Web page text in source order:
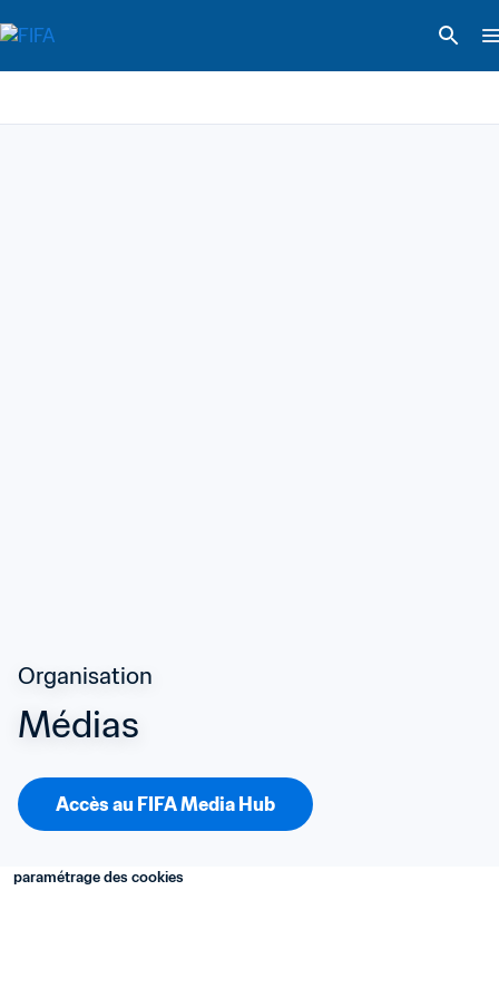
Organisation
Médias
Accès au FIFA Media Hub
paramétrage des cookies